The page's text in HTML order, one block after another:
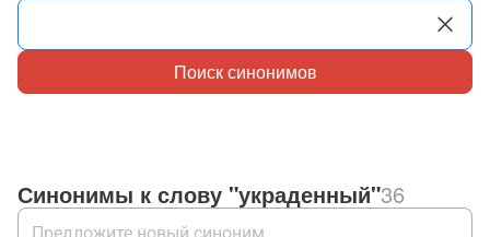
Поиск синонимов
Синонимы к слову "украденный"36